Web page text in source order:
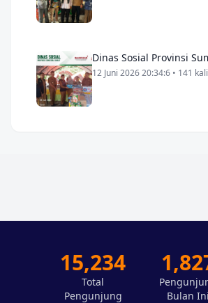
12 Juni 2026 20:34:6 • 141
15,234
Total
Pengunjung
Bulan Ini